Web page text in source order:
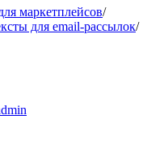
маркетплейсов/
для email-рассылок/